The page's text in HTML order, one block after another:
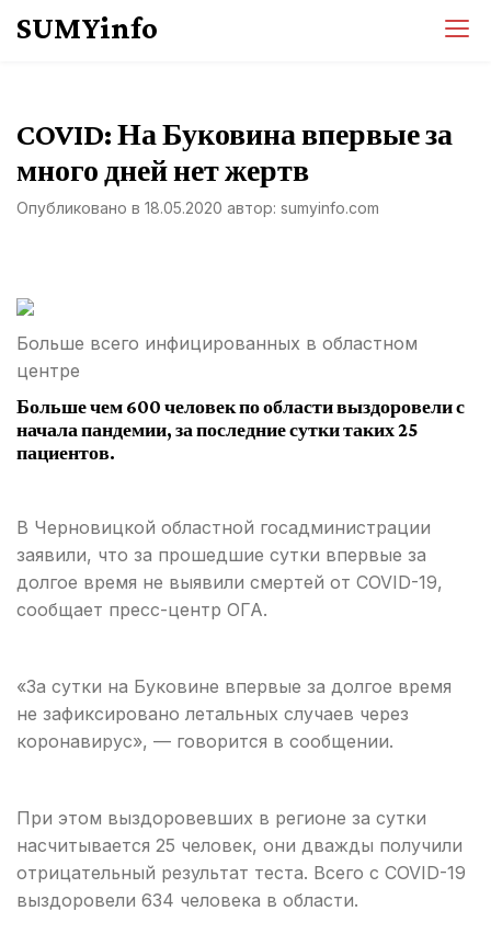
SUMYinfo
COVID: На Буковина впервые за
много дней нет жертв
Опубликовано в 18.05.2020 автор: sumyinfo.com
Больше всего инфицированных в областном
центре
Больше чем 600 человек по области выздоровели с
начала пандемии, за последние сутки таких 25
пациентов.
В Черновицкой областной госадминистрации
заявили, что за прошедшие сутки впервые за
долгое время не выявили смертей от COVID-19,
сообщает пресс-центр ОГА.
«За сутки на Буковине впервые за долгое время
не зафиксировано летальных случаев через
коронавирус», — говорится в сообщении.
При этом выздоровевших в регионе за сутки
насчитывается 25 человек, они дважды получили
отрицательный результат теста. Всего с COVID-19
выздоровели 634 человека в области.